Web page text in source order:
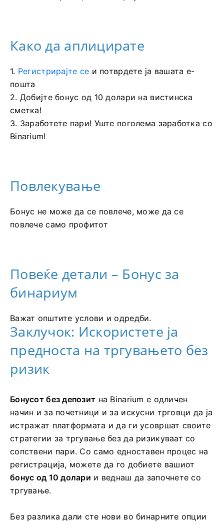
Како да аплицирате
1. Регистрирајте се и потврдете ја вашата е-
пошта
2. Добијте бонус од 10 долари на вистинска
сметка!
3. Заработете пари! Уште поголема заработка со
Binarium!
Повлекување
Бонус не може да се повлече, може да се
повлече само профитот
Повеќе детали – Бонус за
бинариум
Важат општите услови и одредби.
Заклучок: Искористете ја
предноста на тргувањето без
ризик
Бонусот без депозит на Binarium е одличен
начин и за почетници и за искусни трговци да ја
истражат платформата и да ги усовршат своите
стратегии за тргување без да ризикуваат со
сопствени пари. Со само едноставен процес на
регистрација, можете да го добиете вашиот
бонус од 10 долари и веднаш да започнете со
тргување.
Без разлика дали сте нови во бинарните опции